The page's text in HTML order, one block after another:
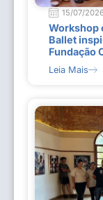
15/07/
Workshop
Ballet
Fundação
Leia Mais